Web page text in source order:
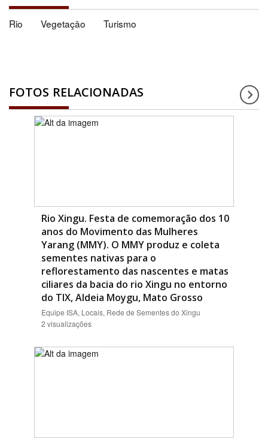
Rio Vegetação Turismo
FOTOS RELACIONADAS
Rio Xingu. Festa de comemoração dos 10
anos do Movimento das Mulheres
Yarang (MMY). O MMY produz e coleta
sementes nativas para o
reflorestamento das nascentes e matas
ciliares da bacia do rio Xingu no entorno
do TIX, Aldeia Moygu, Mato Grosso
Equipe ISA, Locais, Rede de Sementes do Xingu
2 visualizações